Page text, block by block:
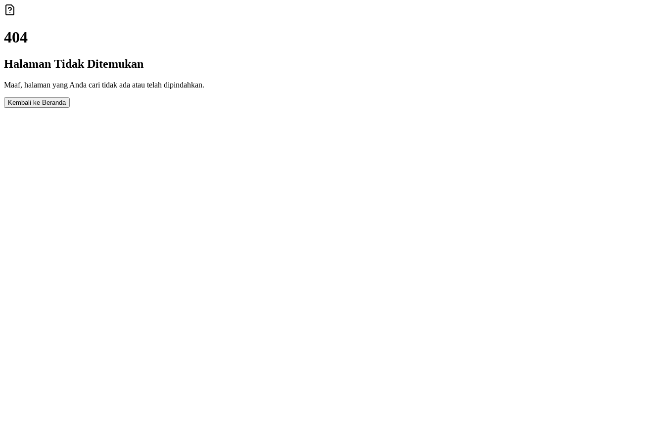
404
Halaman Tidak Ditemukan
Maaf, halaman yang Anda cari tidak ada atau telah dipindahkan.
Kembali ke Beranda